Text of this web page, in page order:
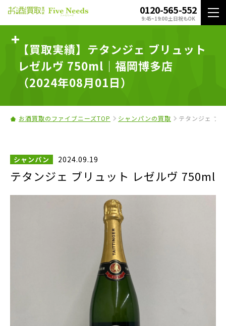
0120-565-552
9:45~19:00 土日祝もOK
【買取実績】テタンジェ ブリュット
レゼルヴ 750ml｜福岡博多店
（2024年08月01日）
お酒買取のファイブニーズTOP シャンパンの買取 テタンジェ ブ
シャンパン 2024.09.19
テタンジェ ブリュット レゼルヴ 750ml